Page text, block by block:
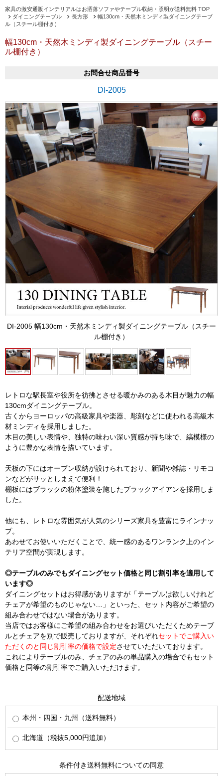
家具の激安通販インテリアルはお洒落ソファやテーブル収納・照明が送料無料 TOP
ダイニングテーブル
長方形
幅130cm・天然木ミンディ製ダイニングテーブ
ル（スチール棚付き）
幅130cm・天然木ミンディ製ダイニングテーブル（スチー
ル棚付き）
お問合せ商品番号
DI-2005
DI-2005 幅130cm・天然木ミンディ製ダイニングテーブル（スチー
ル棚付き）
レトロな駅長室や役所を彷彿とさせる暖かみのある木目が魅力の幅
130cmダイニングテーブル。
古くからヨーロッパの高級家具や楽器、彫刻などに使われる高級木
材ミンディを採用しました。
木目の美しい表情や、独特の味わい深い質感が持ち味で、縞模様の
ように豊かな表情を描いています。
天板の下にはオープン収納が設けられており、新聞や雑誌・リモコ
ンなどがサッとしまえて便利！
棚板にはブラックの粉体塗装を施したブラックアイアンを採用しま
した。
他にも、レトロな雰囲気が人気のシリーズ家具を豊富にラインナッ
プ。
あわせてお使いいただくことで、統一感のあるワンランク上のイン
テリア空間が実現します。
◎テーブルのみでもダイニングセット価格と同じ割引率を適用して
います◎
ダイニングセットはお得感がありますが「テーブルは欲しいけれど
チェアが希望のものじゃない…」といった、セット内容がご希望の
組み合わせではない場合があります。
当店ではお客様にご希望の組み合わせをお選びいただくためテーブ
ルとチェアを別で販売しておりますが、それぞれセットでご購入い
ただくのと同じ割引率の価格で設定させていただいております。
これによりテーブルのみ、チェアのみの単品購入の場合でもセット
価格と同等の割引率でご購入いただけます。
配送地域
本州・四国・九州（送料無料）
北海道（税抜5,000円追加）
条件付き送料無料についての同意